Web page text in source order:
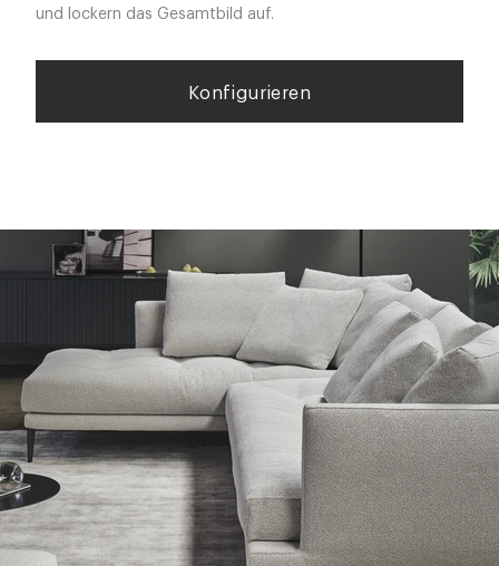
und lockern das Gesamtbild auf.
Konfigurieren